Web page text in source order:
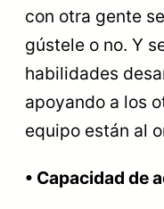
con otra gente
gústele o no. Y
habilidades
apoyando a los
equipo están al
• Capacidad de